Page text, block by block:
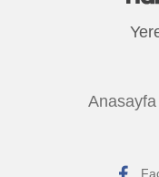
Anasayfa